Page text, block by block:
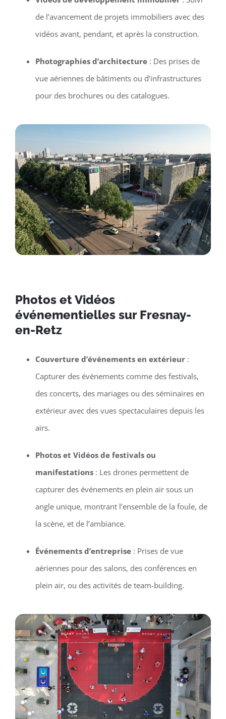
de l’avancement de projets immobiliers avec des
vidéos avant, pendant, et après la construction.
Photographies d’architecture: Des prises de
vue aériennes de bâtiments ou d’infrastructures
pour des brochures ou des catalogues.
Photos et Vidéos
événementielles sur Fresnay-
en-Retz
Couverture d’événements en extérieur:
Capturer des événements comme des festivals,
des concerts, des mariages ou des séminaires en
extérieur avec des vues spectaculaires depuis les
airs.
Photos et Vidéos de festivals ou
manifestations: Les drones permettent de
capturer des événements en plein air sous un
angle unique, montrant l’ensemble de la foule, de
la scène, et de l’ambiance.
Événements d’entreprise: Prises de vue
aériennes pour des salons, des conférences en
plein air, ou des activités de team-building.